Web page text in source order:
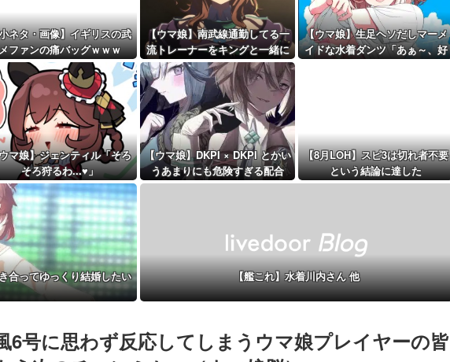
ネタ・画像】イギリスの武
ファンの痛バッグｗｗｗ
ウマ娘・競馬小ネタまとめ
【ウマ娘】南武線通勤してる一
流トレーナーをキングと一緒に
見ていく
【ウマ娘】生足ヘソだしマーメ
イドな水着ダンツ「あぁ～、好
マ娘】ジェンティル「そろ
そろ狩るわ...♥」
【ウマ娘】DKPI × DKPI とかい
うあまりにも危険すぎる配合
【8月LOH】スピ3は切れ者不要
という結論に達した
合ってゆっくり結婚したい 【艦これ】水着川内さん 他
6号に思わず反応してしまうウマ娘プレイヤーの皆